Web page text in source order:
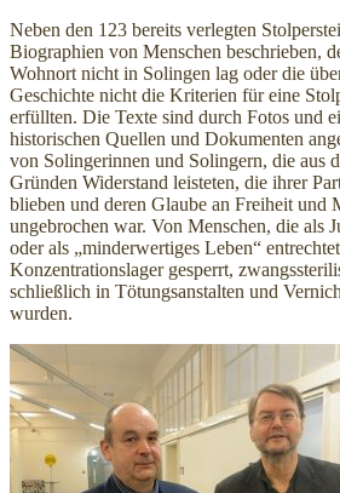
Neben den 123 bereits verlegten
Biographien von Menschen beschrieben,
Wohnort nicht in Solingen lag oder die
Geschichte nicht die Kriterien für eine
erfüllten. Die Texte sind durch Fotos und
historischen Quellen und Dokumenten
von Solingerinnen und Solingern, die aus
Gründen Widerstand leisteten, die ihrer
blieben und deren Glaube an Freiheit und
ungebrochen war. Von Menschen, die als
oder als „minderwertiges Leben“
Konzentrationslager gesperrt,
schließlich in Tötungsanstalten und
wurden.